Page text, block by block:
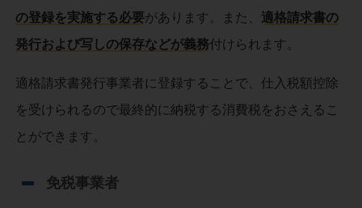
の登録を実施する必要があります。また、 適格請求書の
発行および写しの保存などが義務付けられます。
適格請求書発行事業者に登録することで、仕入税額控除
を受けられるので最終的に納税する消費税をおさえるこ
とができます。
免税事業者